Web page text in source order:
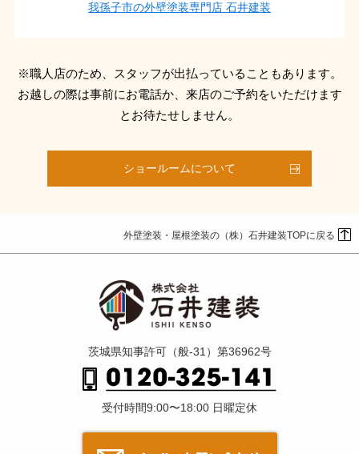
我孫子市の外壁塗装専門店 石井建装
※職人店のため、スタッフが出払っていることもあります。
お越しの際は事前にお電話か、来店のご予約をいただけます
とお待たせしません。
ショールームについて
外壁塗装・屋根塗装の（株）石井建装TOPに戻る
茨城県知事許可（般-31）第36962号
受付時間9:00〜18:00 日曜定休